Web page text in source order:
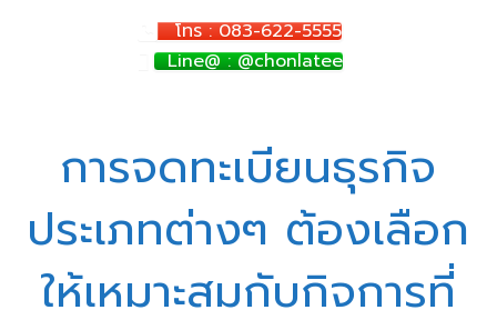
โทร : 083-622-5555
Line@ : @chonlatee
การจดทะเบียนธุรกิจ
ประเภทต่างๆ ต้องเลือก
ให้เหมาะสมกับกิจการที่